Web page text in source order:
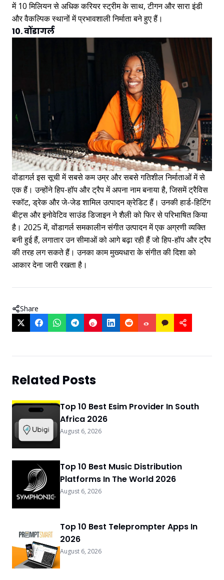
में 10 मिलियन से अधिक करियर स्ट्रीम के साथ, टीगन और सारा इंडी
और वैकल्पिक स्थानों में प्रभावशाली निर्माता बने हुए हैं।
10. वोंडागर्ल
वोंडागर्ल इस सूची में सबसे कम उम्र और सबसे गतिशील निर्माताओं में से
एक हैं। उन्होंने हिप-हॉप और ट्रैप में अपना नाम बनाया है, जिसमें ट्रैविस
स्कॉट, ड्रेक और जे-जेड शामिल उत्पादन क्रेडिट हैं। उनकी हार्ड-हिटिंग
बीट्स और इनोवेटिव साउंड डिजाइन ने शैली को फिर से परिभाषित किया
है। 2025 में, वोंडागर्ल समकालीन संगीत उत्पादन में एक अग्रणी व्यक्ति
बनी हुई हैं, लगातार उन सीमाओं को आगे बढ़ा रही हैं जो हिप-हॉप और ट्रैप
की तरह लग सकते हैं। उनका काम मुख्यधारा के संगीत की दिशा को
आकार देना जारी रखता है।
Share
Related Posts
Top 10 Best Esim Provider In South
Africa 2026
August 6, 2026
Top 10 Best Music Distribution
Platforms In The World 2026
August 6, 2026
Top 10 Best Teleprompter Apps In
2026
August 6, 2026